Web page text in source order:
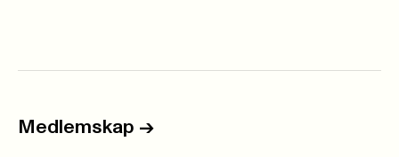
Medlemskap ->